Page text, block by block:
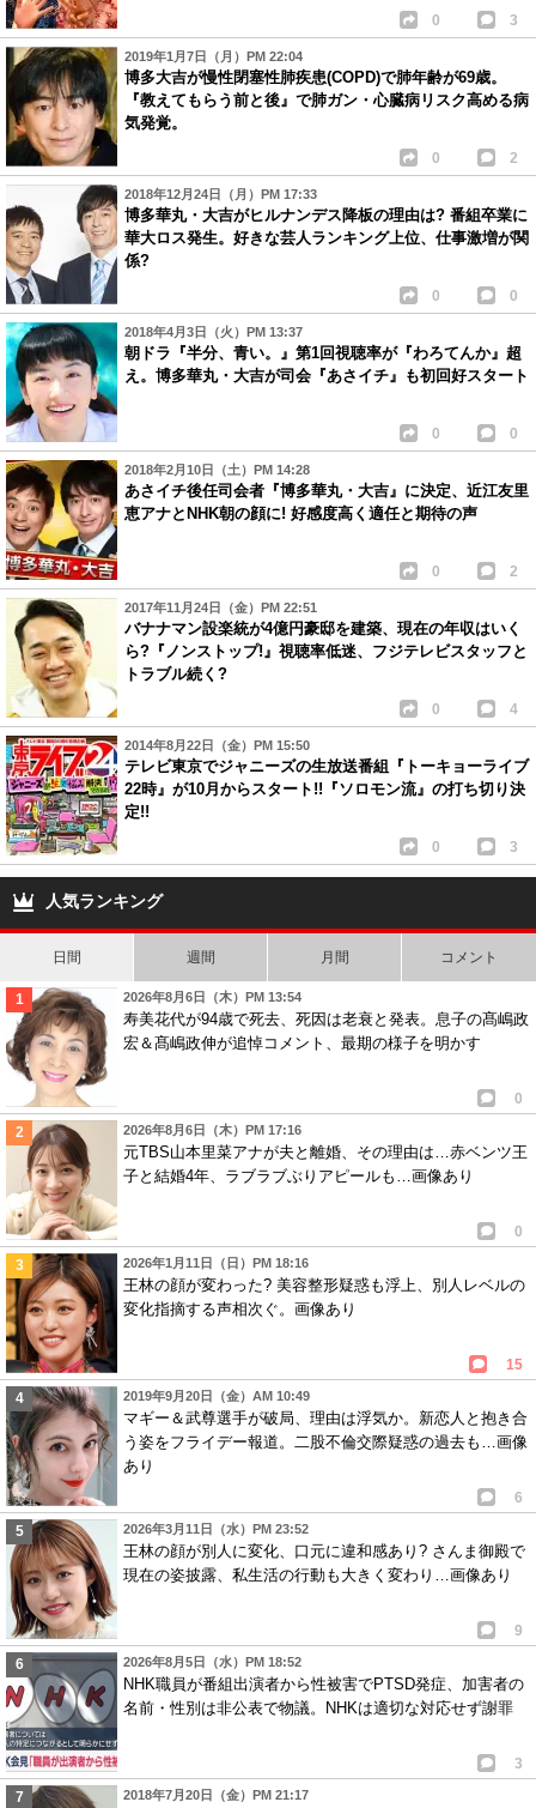
0 3
2019年1月7日（月）PM 22:04
博多大吉が慢性閉塞性肺疾患(COPD)で肺年齢が69歳。
『教えてもらう前と後』で肺ガン・心臓病リスク高める病
気発覚。
0 2
2018年12月24日（月）PM 17:33
博多華丸・大吉がヒルナンデス降板の理由は? 番組卒業に
華大ロス発生。好きな芸人ランキング上位、仕事激増が関
係?
0 0
2018年4月3日（火）PM 13:37
朝ドラ『半分、青い。』第1回視聴率が『わろてんか』超
え。博多華丸・大吉が司会『あさイチ』も初回好スタート
0 0
2018年2月10日（土）PM 14:28
あさイチ後任司会者『博多華丸・大吉』に決定、近江友里
恵アナとNHK朝の顔に! 好感度高く適任と期待の声
0 2
2017年11月24日（金）PM 22:51
バナナマン設楽統が4億円豪邸を建築、現在の年収はいく
ら?『ノンストップ!』視聴率低迷、フジテレビスタッフと
トラブル続く?
0 4
2014年8月22日（金）PM 15:50
テレビ東京でジャニーズの生放送番組『トーキョーライブ
22時』が10月からスタート!!『ソロモン流』の打ち切り決
定!!
0 3
人気ランキング
日間 週間 月間 コメント
2026年8月6日（木）PM 13:54
寿美花代が94歳で死去、死因は老衰と発表。息子の髙嶋政
宏＆髙嶋政伸が追悼コメント、最期の様子を明かす
0
2026年8月6日（木）PM 17:16
元TBS山本里菜アナが夫と離婚、その理由は…赤ベンツ王
子と結婚4年、ラブラブぶりアピールも…画像あり
0
2026年1月11日（日）PM 18:16
王林の顔が変わった? 美容整形疑惑も浮上、別人レベルの
変化指摘する声相次ぐ。画像あり
15
2019年9月20日（金）AM 10:49
マギー＆武尊選手が破局、理由は浮気か。新恋人と抱き合
う姿をフライデー報道。二股不倫交際疑惑の過去も…画像
あり
6
2026年3月11日（水）PM 23:52
王林の顔が別人に変化、口元に違和感あり? さんま御殿で
現在の姿披露、私生活の行動も大きく変わり…画像あり
9
2026年8月5日（水）PM 18:52
NHK職員が番組出演者から性被害でPTSD発症、加害者の
名前・性別は非公表で物議。NHKは適切な対応せず謝罪
3
2018年7月20日（金）PM 21:17